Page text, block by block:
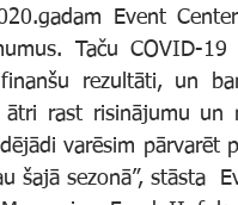
Taču COVID-
rezultāti, un
ātri rast risinājumu un
varēsim pārvarēt
šajā sezonā”, stāsta